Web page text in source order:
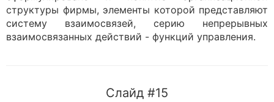
структуры фирмы, элементы которой представляют
систему взаимосвязей, серию непрерывных
взаимосвязанных действий - функций управления.
Слайд #15